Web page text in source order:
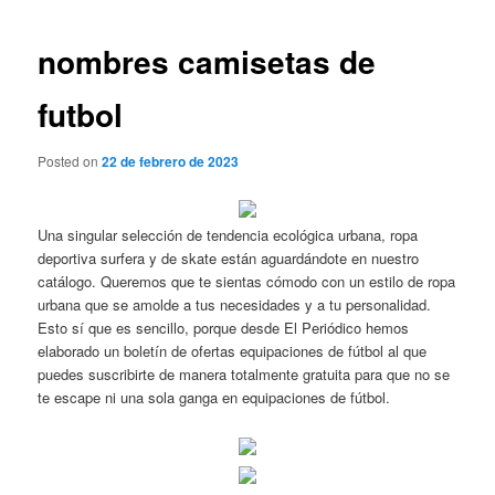
nombres camisetas de
futbol
Posted on22 de febrero de 2023
Una singular selección de tendencia ecológica urbana, ropa
deportiva surfera y de skate están aguardándote en nuestro
catálogo. Queremos que te sientas cómodo con un estilo de ropa
urbana que se amolde a tus necesidades y a tu personalidad.
Esto sí que es sencillo, porque desde El Periódico hemos
elaborado un boletín de ofertas equipaciones de fútbol al que
puedes suscribirte de manera totalmente gratuita para que no se
te escape ni una sola ganga en equipaciones de fútbol.